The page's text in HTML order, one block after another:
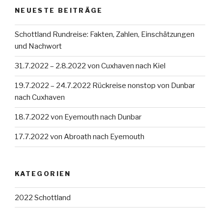
NEUESTE BEITRÄGE
Schottland Rundreise: Fakten, Zahlen, Einschätzungen
und Nachwort
31.7.2022 – 2.8.2022 von Cuxhaven nach Kiel
19.7.2022 – 24.7.2022 Rückreise nonstop von Dunbar
nach Cuxhaven
18.7.2022 von Eyemouth nach Dunbar
17.7.2022 von Abroath nach Eyemouth
KATEGORIEN
2022 Schottland